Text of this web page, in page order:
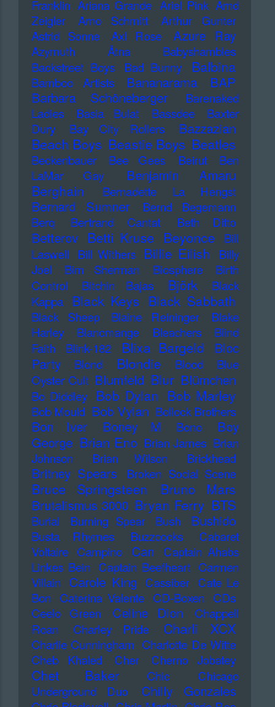
Franklin Ariana Grande Ariel Pink Arnd
Zeigler
Arno Schmitt
Arthur Gunter
Astrid Sonne
Axl Rose Azure Ray
Azymuth Ätna
Babyshambles
Backstreet Boys
Bad Bunny Balbina
Bamboo Artists Bananarama
BAP
Barbara Schöneberger
Barenaked
Ladies
Basia Bulat Bassdee
Baxter
Dury
Bay City Rollers Bazzazian
Beach Boys Beastie Boys Beatles
Beckenbauer Bee Gees Beirut
Ben
LaMar Gay
Benjamin Amaru
Berghain Bernadette La Hengst
Bernard Sumner
Bernd Begemann
Berq
Bertrand Cantat Beth Ditto
Betterov Betti Kruse Beyonce
Bill
Laswell
Bill Withers Billie Eilish
Billy
Joel
Bim Sherman Biosphere
Birth
Control
Bitchin Bajas Björk
Black
Kappa Black Keys Black Sabbath
Black Sheep Blaine Reininger
Blake
Harley
Blancmange Bleachers
Blind
Faith
Blink-182 Blixa Bargeld
Bloc
Party
Blond Blondie Blood
Blue
Oyster Cult Blumfeld Blur Blümchen
Bo Diddley Bob Dylan Bob Marley
Bob Mould Bob Vylan Bollock Brothers
Bon Iver Boney M Bono
Boy
George Brian Eno Brian James Brian
Johnson
Brian Wilson Brickhead
Britney Spears Broken Social Scene
Bruce Springsteen Bruno Mars
Brutalismus 3000 Bryan Ferry BTS
Burial Burning Spear Bush Bushido
Busta Rhymes Buzzcocks
Cabaret
Voltaire Campino Can
Captain Ahabs
Linkes Bein Captain Beefheart Carmen
Villain Carole King Cassiber Cate Le
Bon
Caterina Valente CD-Boxen
CDs
Ceelo Green
Celine Dion
Chappell
Roan
Charley Pride Charli XCX
Charlie Cunningham Charlotte De Witte
Cheb Khaled
Cher Cherno Jobatey
Chet Baker Chic
Chicago
Underground Duo
Chilly Gonzales